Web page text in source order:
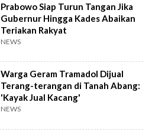
Prabowo Siap Turun Tangan Jika
Gubernur Hingga Kades Abaikan
Teriakan Rakyat
NEWS
Warga Geram Tramadol Dijual
Terang-terangan di Tanah Abang:
'Kayak Jual Kacang'
NEWS